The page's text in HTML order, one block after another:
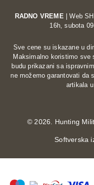
RADNO VREME| Web
16h, subota
Sve cene su iskazane u
Maksimalno koristimo sve
budu prikazani sa
ne možemo garantovati da
artikala
© 2026. Hunting
Softverska